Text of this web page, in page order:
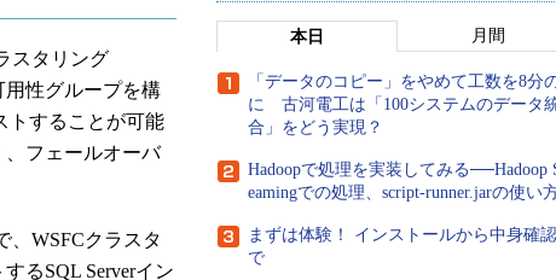
スタリング
用性グループを構
トすることが可能
フェールオーバ
、WSFCクラスタ
るSQL Serverイン
本日 月間
「データのコピー」をやめて工数を8分
に 古河電工は「100システムのデータ
合」をどう実現？
Hadoopで処理を実装してみる──Hadoop
eamingでの処理、script-runner.jarの使い
まずは体験！ インストールから中身確
で